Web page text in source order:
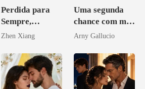
Perdida para
Sempre,
Enlouquecido
Arrependiment
o
Zhen Xiang
Uma segunda
chance com meu
amor bilionário
Arny Gallucio